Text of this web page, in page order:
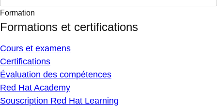
Formation
Formations et certifications
Cours et examens
Certifications
Évaluation des compétences
Red Hat Academy
Souscription Red Hat Learning